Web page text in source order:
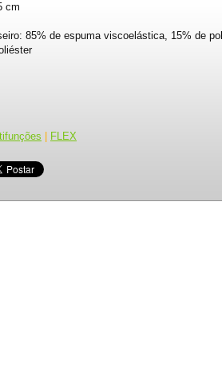
cm
85% de espuma viscoelástica, 15% de
FLEX